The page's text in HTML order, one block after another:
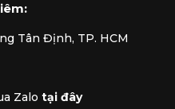
Tân Định, TP. HCM
Zalo tại đây